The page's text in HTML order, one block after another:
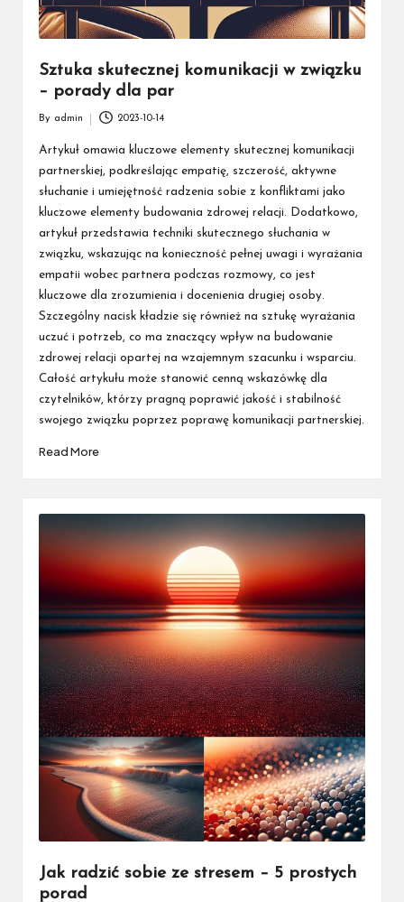
Sztuka skutecznej komunikacji w związku
– porady dla par
by
By admin 2023-10-14
Artykuł omawia kluczowe elementy skutecznej komunikacji
partnerskiej, podkreślając empatię, szczerość, aktywne
słuchanie i umiejętność radzenia sobie z konfliktami jako
kluczowe elementy budowania zdrowej relacji. Dodatkowo,
artykuł przedstawia techniki skutecznego słuchania w
związku, wskazując na konieczność pełnej uwagi i wyrażania
empatii wobec partnera podczas rozmowy, co jest
kluczowe dla zrozumienia i docenienia drugiej osoby.
Szczególny nacisk kładzie się również na sztukę wyrażania
uczuć i potrzeb, co ma znaczący wpływ na budowanie
zdrowej relacji opartej na wzajemnym szacunku i wsparciu.
Całość artykułu może stanowić cenną wskazówkę dla
czytelników, którzy pragną poprawić jakość i stabilność
swojego związku poprzez poprawę komunikacji partnerskiej.
Read More
Jak radzić sobie ze stresem – 5 prostych
porad